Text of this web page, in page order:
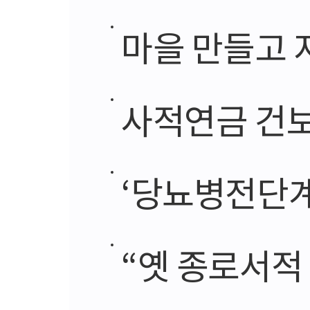
마을 만들고
사적연금 건보
‘당뇨병전단
“옛 종로서적 관